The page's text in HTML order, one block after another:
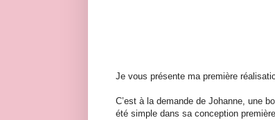
Je vous présente ma première
C’est à la demande de Johanne, une
été simple dans sa conception